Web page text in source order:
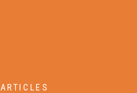
ARTICLES